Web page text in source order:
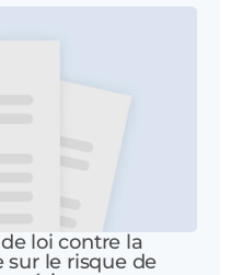
loi contre la
sur le risque de